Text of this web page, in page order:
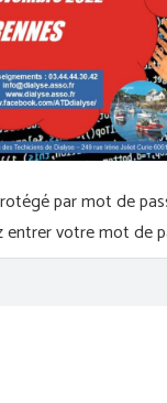
par mot de
entrer votre mot de